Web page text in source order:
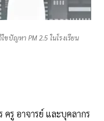
ปัญหา PM 2.5 ในโรงเรียน
รู อาจารย์ และบุคลากร